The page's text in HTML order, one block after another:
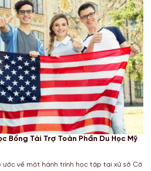
Bổng Tài Trợ Toàn Phần Du Học Mỹ
ước về một hành trình học tập tại xử sở Cờ